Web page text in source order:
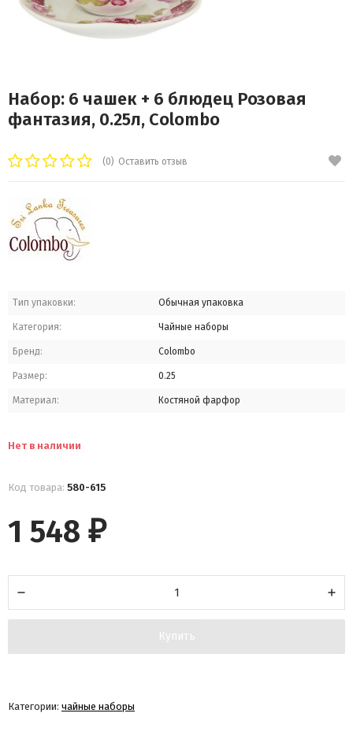
Набор: 6 чашек + 6 блюдец Розовая
фантазия, 0.25л, Colombo
(0) Оставить отзыв
Тип упаковки: Обычная упаковка
Категория: Чайные наборы
Бренд: Colombo
Размер: 0.25
Материал: Костяной фарфор
Нет в наличии
Код товара: 580-615
1 548 ₽
Купить
Категории: чайные наборы